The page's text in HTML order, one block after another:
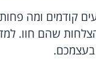
קודמים ומה
שהם חוו.
בעצמכם.